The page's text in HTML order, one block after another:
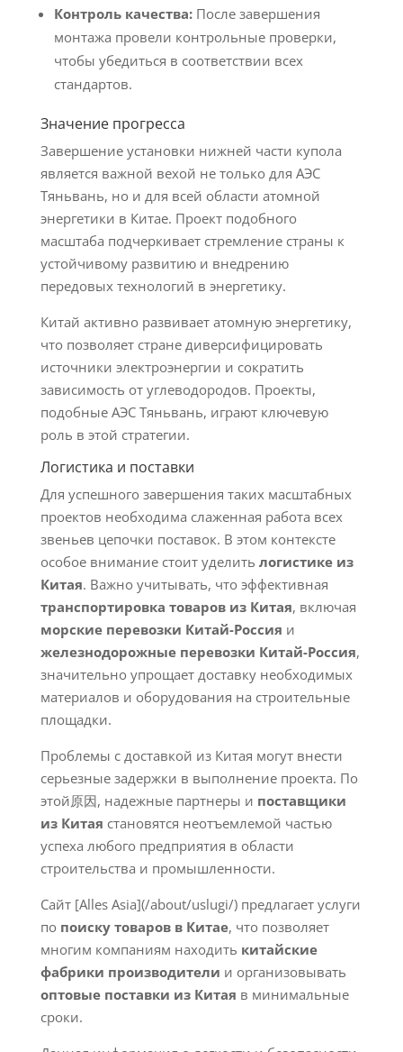
Контроль качества:После завершения
монтажа провели контрольные проверки,
чтобы убедиться в соответствии всех
стандартов.
Значение прогресса
Завершение установки нижней части купола
является важной вехой не только для АЭС
Тяньвань, но и для всей области атомной
энергетики в Китае. Проект подобного
масштаба подчеркивает стремление страны к
устойчивому развитию и внедрению
передовых технологий в энергетику.
Китай активно развивает атомную энергетику,
что позволяет стране диверсифицировать
источники электроэнергии и сократить
зависимость от углеводородов. Проекты,
подобные АЭС Тяньвань, играют ключевую
роль в этой стратегии.
Логистика и поставки
Для успешного завершения таких масштабных
проектов необходима слаженная работа всех
звеньев цепочки поставок. В этом контексте
особое внимание стоит уделить логистике из
Китая. Важно учитывать, что эффективная
транспортировка товаров из Китая, включая
морские перевозки Китай-Россия и
железнодорожные перевозки Китай-Россия,
значительно упрощает доставку необходимых
материалов и оборудования на строительные
площадки.
Проблемы с доставкой из Китая могут внести
серьезные задержки в выполнение проекта. По
этой原因, надежные партнеры и поставщики
из Китая становятся неотъемлемой частью
успеха любого предприятия в области
строительства и промышленности.
Сайт [Alles Asia](/about/uslugi/) предлагает услуги
по поиску товаров в Китае, что позволяет
многим компаниям находить китайские
фабрики производители и организовывать
оптовые поставки из Китая в минимальные
сроки.